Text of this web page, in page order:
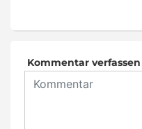
Kommentar verfassen